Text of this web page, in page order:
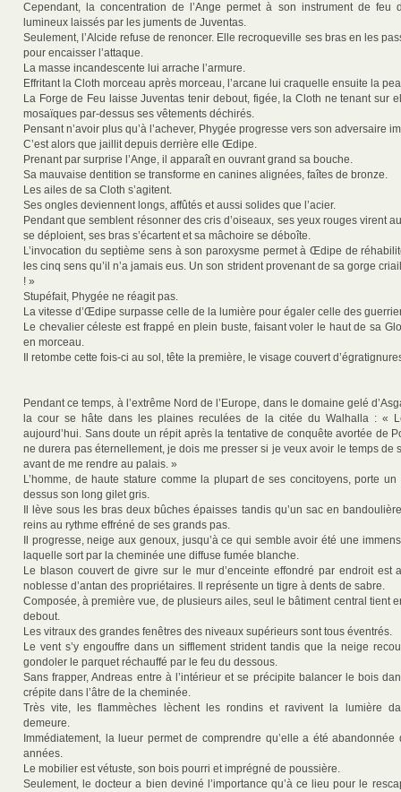
Cependant, la concentration de l’Ange permet à son instrument de feu
lumineux laissés par les juments de Juventas.
Seulement, l’Alcide refuse de renoncer. Elle recroqueville ses bras en les
pour encaisser l’attaque.
La masse incandescente lui arrache l’armure.
Effritant la Cloth morceau après morceau, l’arcane lui craquelle ensuite la
La Forge de Feu laisse Juventas tenir debout, figée, la Cloth ne tenant sur
mosaïques par-dessus ses vêtements déchirés.
Pensant n’avoir plus qu’à l’achever, Phygée progresse vers son adversaire
C’est alors que jaillit depuis derrière elle Œdipe.
Prenant par surprise l’Ange, il apparaît en ouvrant grand sa bouche.
Sa mauvaise dentition se transforme en canines alignées, faîtes de bronze.
Les ailes de sa Cloth s’agitent.
Ses ongles deviennent longs, affûtés et aussi solides que l’acier.
Pendant que semblent résonner des cris d’oiseaux, ses yeux rouges virent
se déploient, ses bras s’écartent et sa mâchoire se déboîte.
L’invocation du septième sens à son paroxysme permet à Œdipe de
les cinq sens qu’il n’a jamais eus. Un son strident provenant de sa gorge
! »
Stupéfait, Phygée ne réagit pas.
La vitesse d’Œdipe surpasse celle de la lumière pour égaler celle des
Le chevalier céleste est frappé en plein buste, faisant voler le haut de sa
en morceau.
Il retombe cette fois-ci au sol, tête la première, le visage couvert
Pendant ce temps, à l’extrême Nord de l’Europe, dans le domaine gelé
la cour se hâte dans les plaines reculées de la citée du Walhalla : «
aujourd’hui. Sans doute un répit après la tentative de conquête avortée de
ne durera pas éternellement, je dois me presser si je veux avoir le temps de
avant de me rendre au palais. »
L’homme, de haute stature comme la plupart de ses concitoyens, porte
dessus son long gilet gris.
Il lève sous les bras deux bûches épaisses tandis qu’un sac en
reins au rythme effréné de ses grands pas.
Il progresse, neige aux genoux, jusqu’à ce qui semble avoir été une
laquelle sort par la cheminée une diffuse fumée blanche.
Le blason couvert de givre sur le mur d’enceinte effondré par endroit est
noblesse d’antan des propriétaires. Il représente un tigre à dents de sabre.
Composée, à première vue, de plusieurs ailes, seul le bâtiment central tient
debout.
Les vitraux des grandes fenêtres des niveaux supérieurs sont tous éventrés.
Le vent s’y engouffre dans un sifflement strident tandis que la neige
gondoler le parquet réchauffé par le feu du dessous.
Sans frapper, Andreas entre à l’intérieur et se précipite balancer le bois
crépite dans l’âtre de la cheminée.
Très vite, les flammèches lèchent les rondins et ravivent la lumière
demeure.
Immédiatement, la lueur permet de comprendre qu’elle a été
années.
Le mobilier est vétuste, son bois pourri et imprégné de poussière.
Seulement, le docteur a bien deviné l’importance qu’à ce lieu pour le